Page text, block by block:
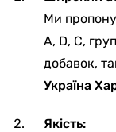
Ми
A, D, C,
добавок,
Україна
Якість: